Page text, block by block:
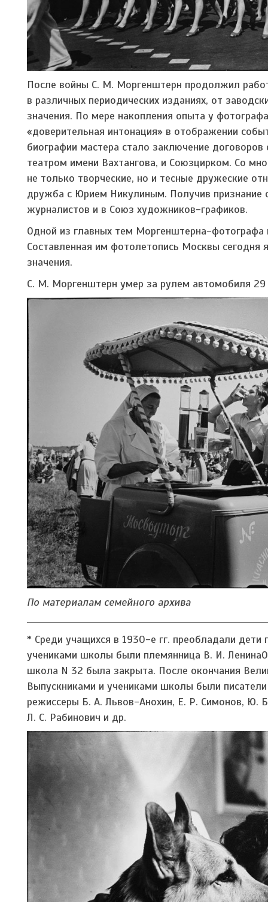
После войны С. М. Моргенштерн продолжил
в различных периодических изданиях, от
значения. По мере накопления опыта у
«доверительная интонация» в отображении
биографии мастера стало заключение
театром имени Вахтангова, и Союзцирком. Со
не только творческие, но и тесные дружеские
дружба с Юрием Никулиным. Получив признание
журналистов и в Союз художников-графиков.
Одной из главных тем Моргенштерна-фотографа
Составленная им фотолетопись Москвы сегодня
значения.
С. М. Моргенштерн умер за рулем автомобиля 29
По материалам семейного архива
* Среди учащихся в 1930-е гг. преобладали
учениками школы были племянница В. И.
школа N 32 была закрыта. После окончания
Выпускниками и учениками школы были
режиссеры Б. А. Львов-Анохин, Е. Р. Симонов, Ю.
Л. С. Рабинович и др.